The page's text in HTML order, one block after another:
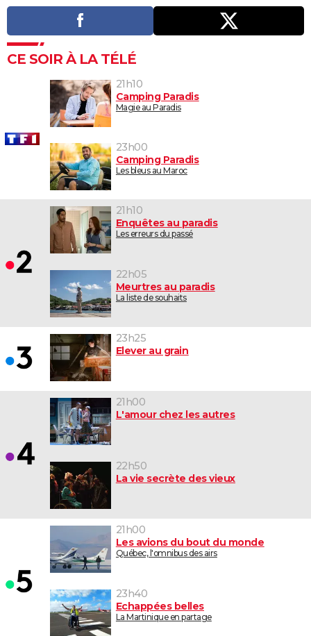
CE SOIR À LA TÉLÉ
21h10
Camping Paradis
Magie au Paradis
23h00
Camping Paradis
Les bleus au Maroc
21h10
Enquêtes au paradis
Les erreurs du passé
22h05
Meurtres au paradis
La liste de souhaits
23h25
Elever au grain
21h00
L'amour chez les autres
22h50
La vie secrète des vieux
21h00
Les avions du bout du monde
Québec, l'omnibus des airs
23h40
Echappées belles
La Martinique en partage